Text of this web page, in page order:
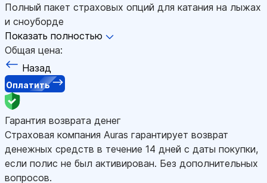
Полный пакет страховых опций для катания на лыжах
и сноуборде
Показать полностью
Общая цена:
Назад
Оплатить
Гарантия возврата денег
Страховая компания Auras гарантирует возврат
денежных средств в течение 14 дней с даты покупки,
если полис не был активирован. Без дополнительных
вопросов.